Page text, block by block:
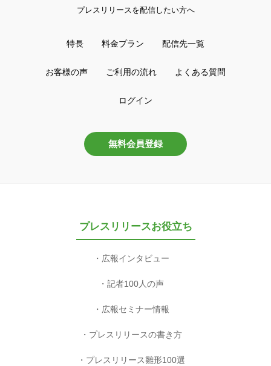
プレスリリースを配信したい方へ
特長 料金プラン 配信先一覧
お客様の声 ご利用の流れ よくある質問
ログイン
無料会員登録
プレスリリースお役立ち
広報インタビュー
記者100人の声
広報セミナー情報
プレスリリースの書き方
プレスリリース雛形100選